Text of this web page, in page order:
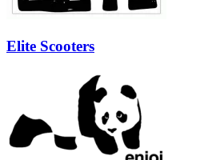
Elite Scooters